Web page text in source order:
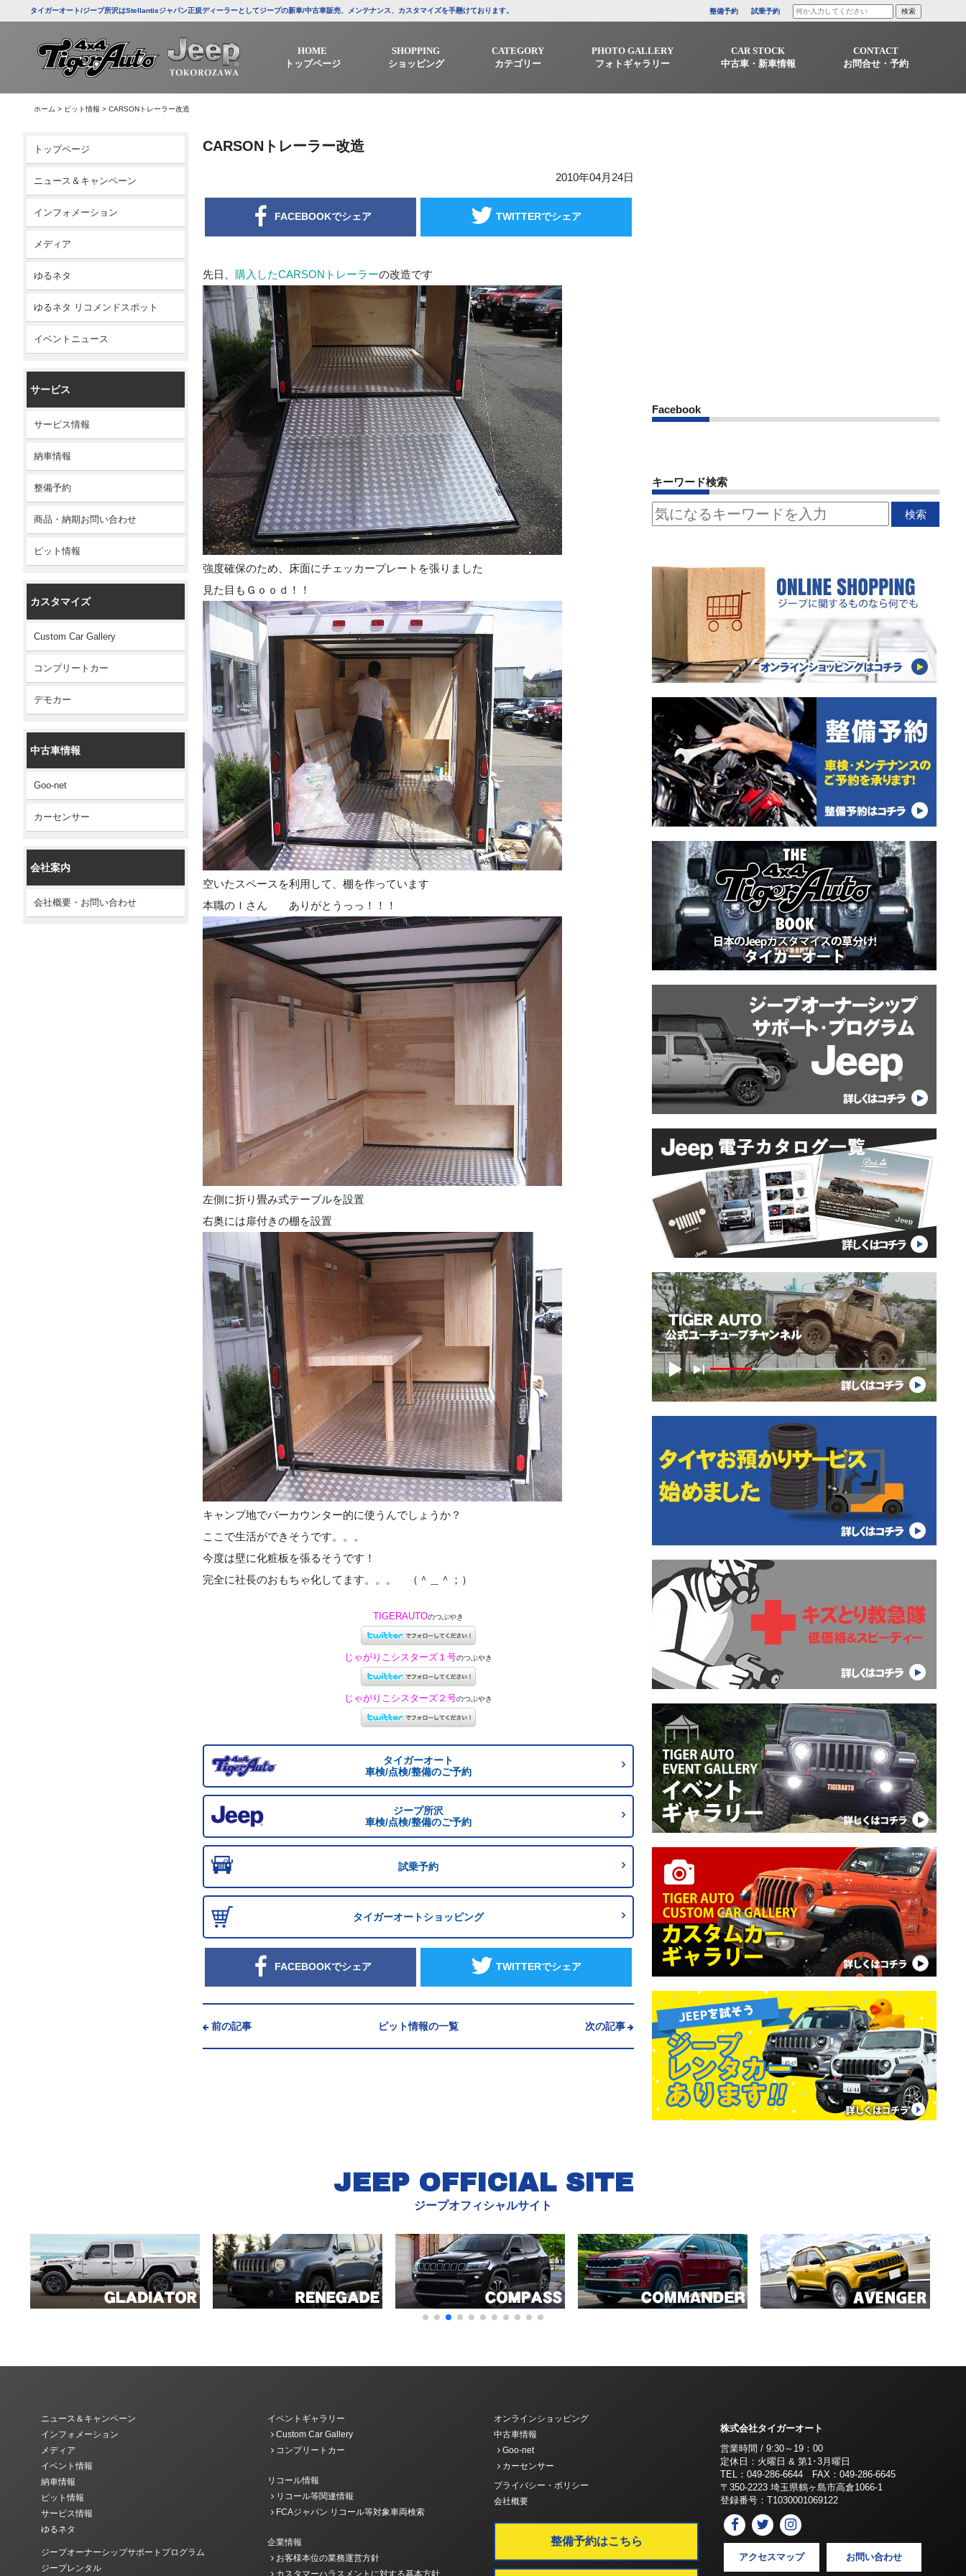
タイガーオート/ジープ所沢はStellantisジャパン正規ディーラーとしてジープの新車/中古車販売、メンテナンス、カスタマイズを手懸けております。 整備予約 試乗予約
HOME
トップページ
SHOPPING
ショッピング
CATEGORY
カテゴリー
PHOTO GALLERY
フォトギャラリー
CAR STOCK
中古車・新車情報
CONTACT
お問合せ・予約
ホーム > ピット情報 > CARSONトレーラー改造
トップページ
ニュース＆キャンペーン
インフォメーション
メディア
ゆるネタ
ゆるネタ リコメンドスポット
イベントニュース
サービス
サービス情報
納車情報
整備予約
商品・納期お問い合わせ
ピット情報
カスタマイズ
Custom Car Gallery
コンプリートカー
デモカー
中古車情報
Goo-net
カーセンサー
会社案内
会社概要・お問い合わせ
CARSONトレーラー改造
2010年04月24日
FACEBOOKでシェア TWITTERでシェア
先日、 購入したCARSONトレーラーの改造です
強度確保のため、床面にチェッカープレートを張りました
見た目もＧｏｏｄ！！
空いたスペースを利用して、棚を作っています
本職のＩさん ありがとうっっ！！！
左側に折り畳み式テーブルを設置
右奥には扉付きの棚を設置
キャンプ地でバーカウンター的に使うんでしょうか？
ここで生活ができそうです。。。
今度は壁に化粧板を張るそうです！
完全に社長のおもちゃ化してます。。。 （＾＿＾；）
TIGERAUTOのつぶやき
じゃがりこシスターズ１号のつぶやき
じゃがりこシスターズ２号のつぶやき
タイガーオート
車検/点検/整備のご予約
ジープ所沢
車検/点検/整備のご予約
試乗予約
タイガーオートショッピング
FACEBOOKでシェア TWITTERでシェア
前の記事 ピット情報の一覧 次の記事
Facebook
キーワード検索
JEEP OFFICIAL SITE
ジープオフィシャルサイト
ニュース＆キャンペーン
インフォメーション
メディア
イベント情報
納車情報
ピット情報
サービス情報
ゆるネタ
ジープオーナーシップサポートプログラム
ジープレンタル
イベントギャラリー
Custom Car Gallery
コンプリートカー
リコール情報
リコール等関連情報
FCAジャパン リコール等対象車両検索
企業情報
お客様本位の業務運営方針
カスタマーハラスメントに対する基本方針
オンラインショッピング
中古車情報
Goo-net
カーセンサー
プライバシー・ポリシー
会社概要
整備予約はこちら
株式会社タイガーオート
営業時間 / 9:30～19：00
定休日：火曜日 & 第1･3月曜日
TEL：049-286-6644 FAX：049-286-6645
〒350-2223 埼玉県鶴ヶ島市高倉1066-1
登録番号：T1030001069122
アクセスマップ お問い合わせ